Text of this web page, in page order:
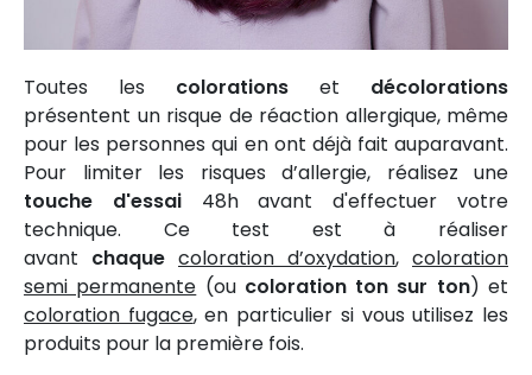
Toutes les colorations et décolorations
présentent un risque de réaction allergique, même
pour les personnes qui en ont déjà fait auparavant.
Pour limiter les risques d’allergie, réalisez une
touche d'essai48h avant d'effectuer votre
technique. Ce test est à réaliser
avant chaque coloration d’oxydation, coloration
semi permanente (ou coloration ton sur ton) et
coloration fugace, en particulier si vous utilisez les
produits pour la première fois.